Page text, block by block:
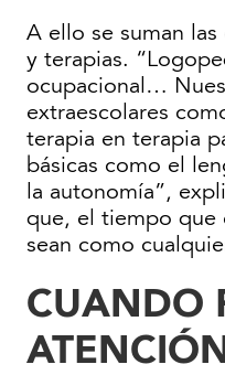
A ello se suman
y terapias.
ocupacional…
extraescolares
terapia en terapia
básicas como el
la autonomía”,
que, el tiempo que
sean como
CUANDO